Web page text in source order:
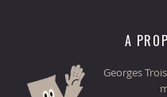
A
Georges